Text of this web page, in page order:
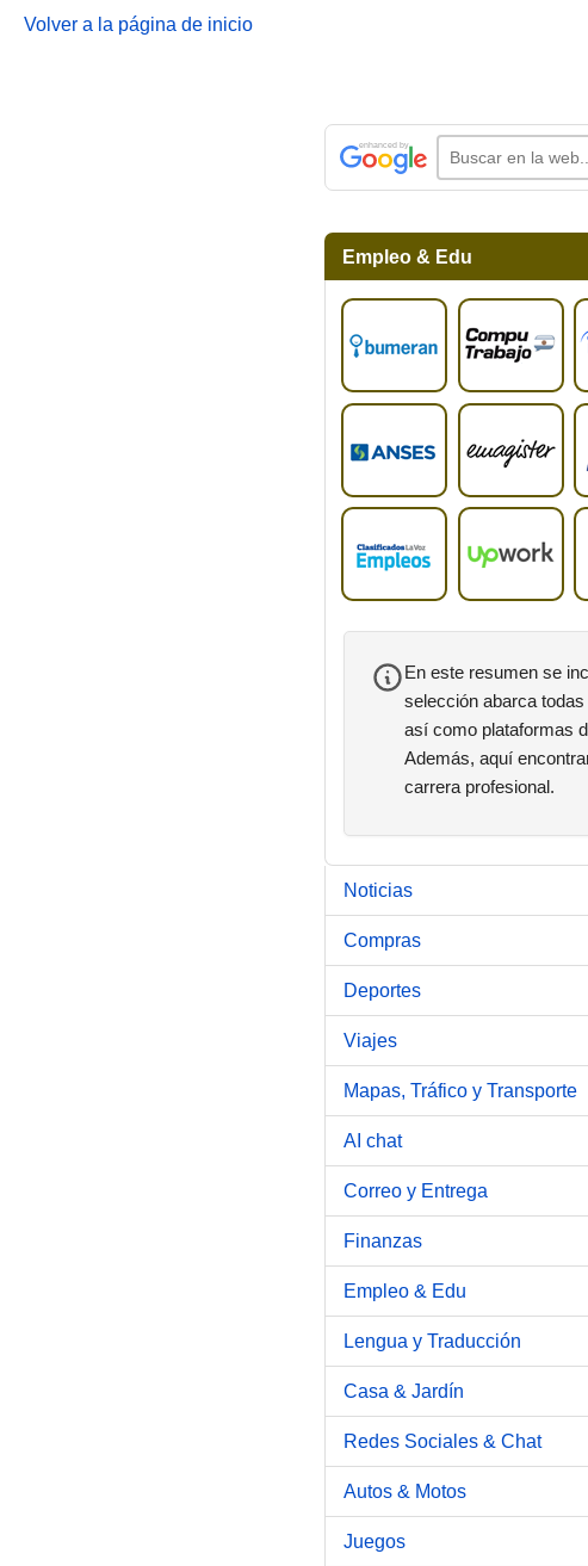
Volver a la página de inicio
Empleo & Edu
En este resumen se
selección abarca
así como plataformas
Además, aquí
carrera profesional.
Noticias
Compras
Deportes
Viajes
Mapas, Tráfico y Transporte
AI chat
Correo y Entrega
Finanzas
Empleo & Edu
Lengua y Traducción
Casa & Jardín
Redes Sociales & Chat
Autos & Motos
Juegos